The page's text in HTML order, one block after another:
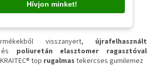
Hívjon minket!
visszanyert, újrafelhasznált
poliuretán elasztomer ragasztóval
top rugalmas tekercses gumilemez